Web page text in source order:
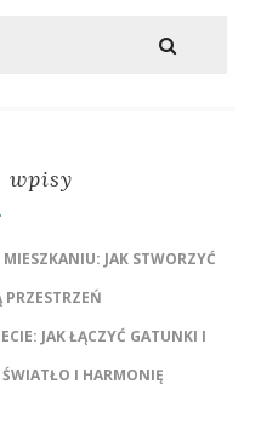
wpisy
JAK STWORZYĆ
JAK ŁĄCZYĆ GATUNKI I
I HARMONIĘ